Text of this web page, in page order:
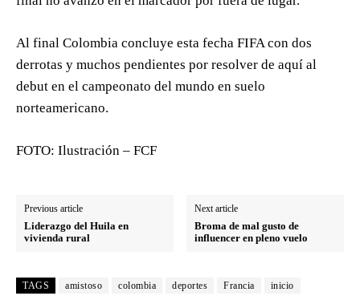
Al final Colombia concluye esta fecha FIFA con dos
derrotas y muchos pendientes por resolver de aquí al
debut en el campeonato del mundo en suelo
norteamericano.
FOTO: Ilustración – FCF
Previous article
Liderazgo del Huila en
vivienda rural
Next article
Broma de mal gusto de
influencer en pleno vuelo
TAGS amistoso colombia deportes Francia inicio